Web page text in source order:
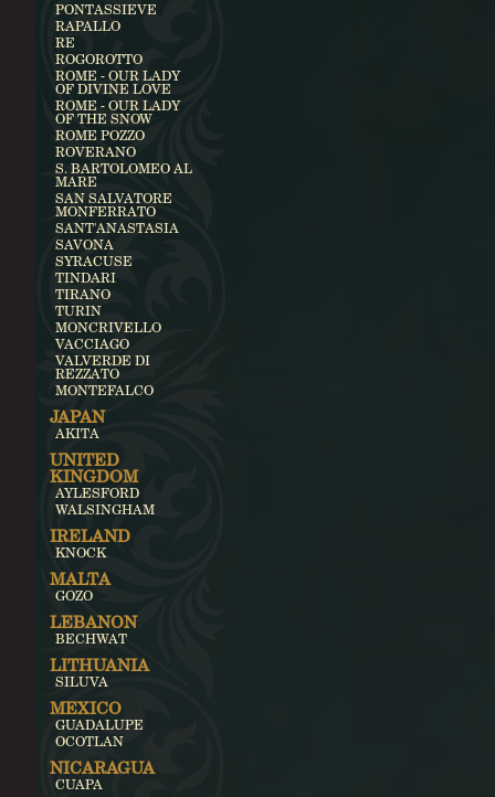
PONTASSIEVE
RAPALLO
RE
ROGOROTTO
ROME - OUR LADY
OF DIVINE LOVE
ROME - OUR LADY
OF THE SNOW
ROME POZZO
ROVERANO
S. BARTOLOMEO AL
MARE
SAN SALVATORE
MONFERRATO
SANT'ANASTASIA
SAVONA
SYRACUSE
TINDARI
TIRANO
TURIN
MONCRIVELLO
VACCIAGO
VALVERDE DI
REZZATO
MONTEFALCO
JAPAN
AKITA
UNITED
KINGDOM
AYLESFORD
WALSINGHAM
IRELAND
KNOCK
MALTA
GOZO
LEBANON
BECHWAT
LITHUANIA
SILUVA
MEXICO
GUADALUPE
OCOTLAN
NICARAGUA
CUAPA